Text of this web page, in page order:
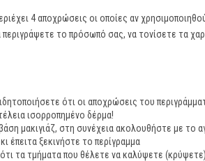
4 αποχρώσεις οι οποίες αν
το πρόσωπό σας, να τονίσετε τα
ότι οι αποχρώσεις του
ισορροπημένο δέρμα!
μακιγιάζ, στη συνέχεια ακολουθήστε με το
έπειτα ξεκινήστε το περίγραμμα
τα τμήματα που θέλετε να καλύψετε